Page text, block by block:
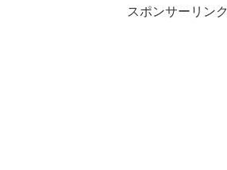
スポンサーリンク